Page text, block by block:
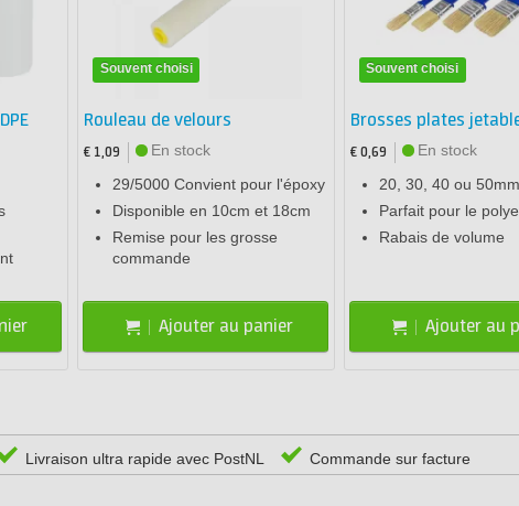
Souvent choisi
Rouleau de velours
€ 1,09
En stock
29/5000 Convient pour l'époxy
Disponible en 10cm et 18cm
Remise pour les grosse
commande
Ajouter au panier
Souvent choisi
Brosses plates
€ 0,69
En stock
20, 30, 40 ou 50mm
Parfait pour le
Rabais de volume
Ajouter au
Livraison ultra rapide avec PostNL Commande sur facture